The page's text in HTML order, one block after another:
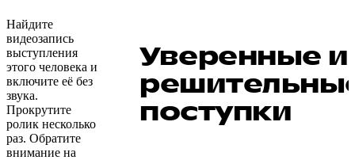
Найдите
видеозапись
выступления
этого человека и
включите её без
звука.
Прокрутите
ролик несколько
раз. Обратите
внимание на
Уверенные и
поступки